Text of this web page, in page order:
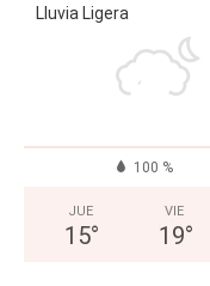
Lluvia Ligera
100 %
JUE
15°
VIE
19°